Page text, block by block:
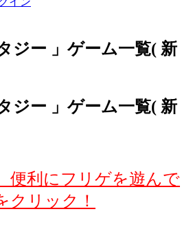
ジー 」ゲーム一覧( 新
ジー 」ゲーム一覧( 新
便利にフリゲを遊んで
クリック！